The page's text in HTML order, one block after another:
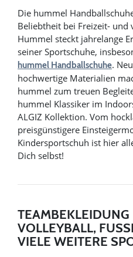
Die hummel
Beliebtheit bei Freizeit-
Hummel steckt jahrelange
seiner Sportschuhe,
hummel Handballschuhe.
hochwertige Materialien
hummel zum treuen
hummel Klassiker im
ALGIZ Kollektion. Vom
preisgünstigere
Kindersportschuh ist hier
Dich selbst!
VOLLEYBALL,
IELE WEITERE